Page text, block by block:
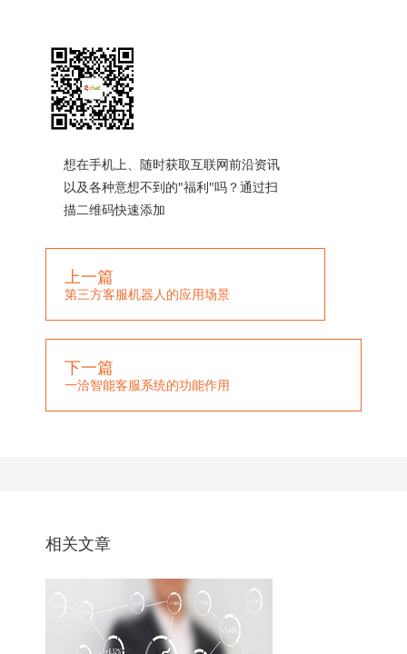
想在手机上、随时获取互联网前沿资讯
以及各种意想不到的"福利"吗？通过扫
描二维码快速添加
上一篇
第三方客服机器人的应用场景
下一篇
一洽智能客服系统的功能作用
相关文章